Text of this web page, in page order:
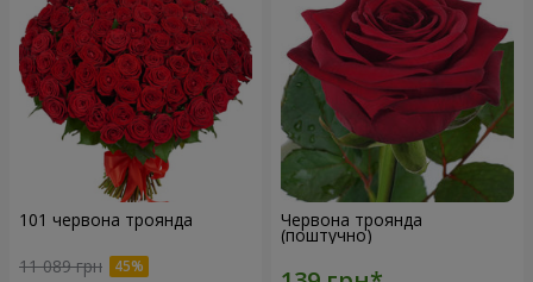
101 червона троянда
11 089 грн
Червона троянда
(поштучно)